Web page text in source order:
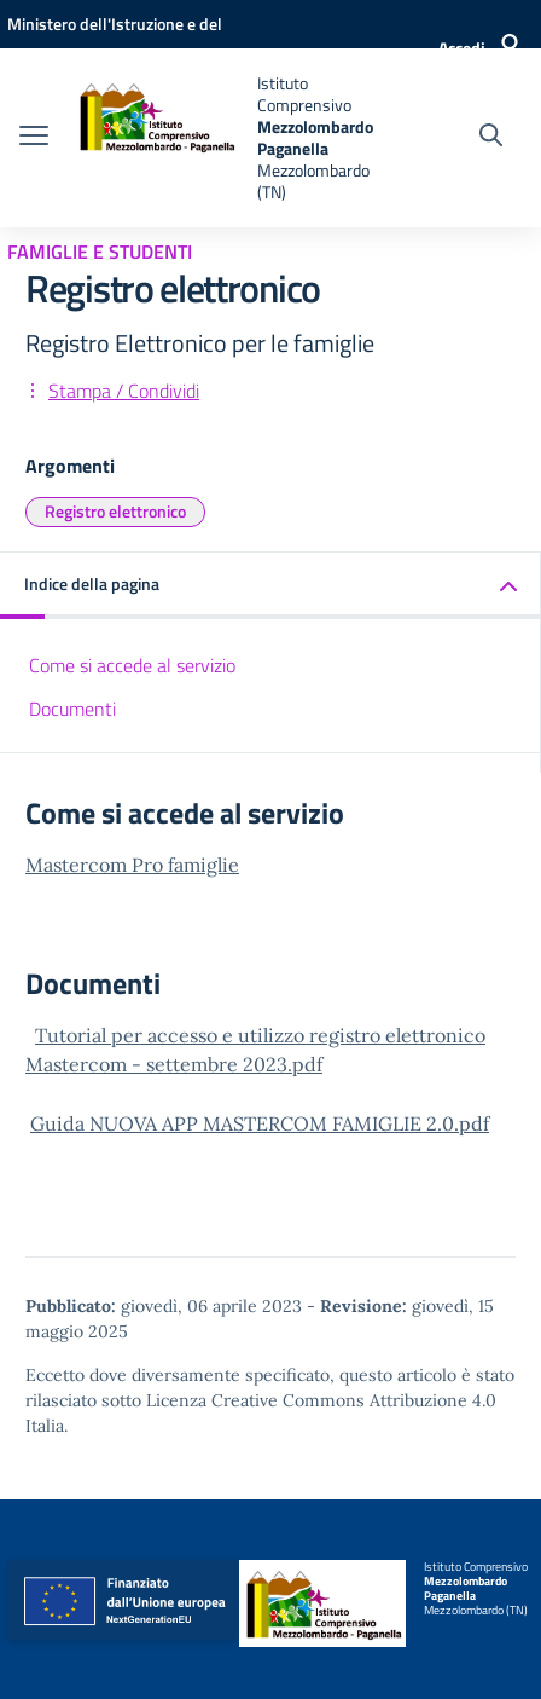
Vai ai contenuti
Vai al menu di navigazione
Vai al footer
Ministero dell'Istruzione e del
Accedi
Istituto
Comprensivo
Mezzolombardo
Paganella
Mezzolombardo
(TN)
FAMIGLIE E STUDENTI
Registro elettronico
Registro Elettronico per le famiglie
Stampa / Condividi
Argomenti
Registro elettronico
Indice della pagina
Come si accede al servizio
Documenti
Come si accede al servizio
Mastercom Pro famiglie
Documenti
Tutorial per accesso e utilizzo registro elettronico
Mastercom - settembre 2023.pdf
Guida NUOVA APP MASTERCOM FAMIGLIE 2.0.pdf
Pubblicato: giovedì, 06 aprile 2023 - Revisione: giovedì, 15
maggio 2025
Eccetto dove diversamente specificato, questo articolo è stato
rilasciato sotto Licenza Creative Commons Attribuzione 4.0
Italia.
Istituto Comprensivo
Mezzolombardo
Paganella
Mezzolombardo (TN)